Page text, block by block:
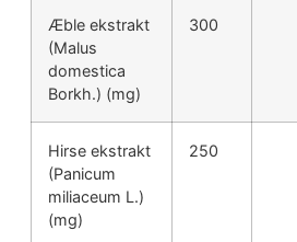
Æble ekstrakt
(Malus
domestica
Borkh.) (mg)
300
Hirse ekstrakt
(Panicum
miliaceum L.)
(mg)
250